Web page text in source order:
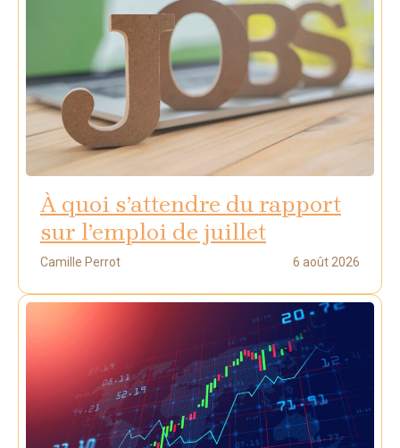
À quoi s’attendre du rapport
sur l’emploi de juillet
Camille Perrot 6 août 2026